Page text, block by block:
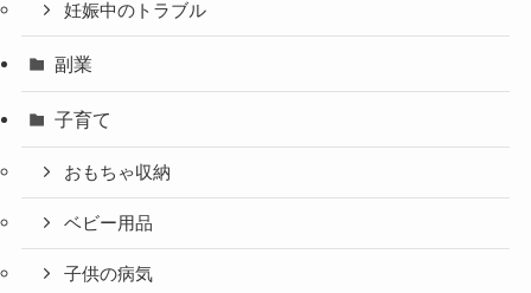
妊娠中のトラブル
副業
子育て
おもちゃ収納
ベビー用品
子供の病気